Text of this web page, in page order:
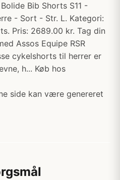
Bib Shorts S11 -
- Sort - Str. L. Kategori:
Pris: 2689.00 kr. Tag din
Assos Equipe RSR
cykelshorts til herrer er
h... Køb hos
side kan være genereret